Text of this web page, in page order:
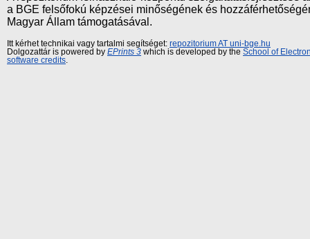
a BGE felsőfokú képzései minőségének és
Magyar Állam támogatásával.
Itt kérhet technikai vagy tartalmi segítséget: repozitorium AT uni-bge.hu
Dolgozattár is powered by EPrints 3 which is developed by the School of
software credits